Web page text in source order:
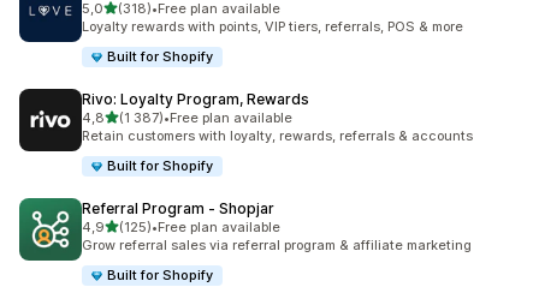
5,0av 5 stjerner
(318)
Totalt 318 omtaler
•Free plan available
Loyalty rewards with points, VIP tiers, referrals, POS & more
Built for Shopify
Rivo: Loyalty Program, Rewards
4,8av 5 stjerner
(1 387)
Totalt 1387 omtaler
•Free plan available
Retain customers with loyalty, rewards, referrals & accounts
Built for Shopify
Referral Program ‑ Shopjar
4,9av 5 stjerner
(125)
Totalt 125 omtaler
•Free plan available
Grow referral sales via referral program & affiliate marketing
Built for Shopify